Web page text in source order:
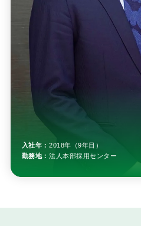
入社年： 2018年（9年目）
勤務地： 法人本部採用センター